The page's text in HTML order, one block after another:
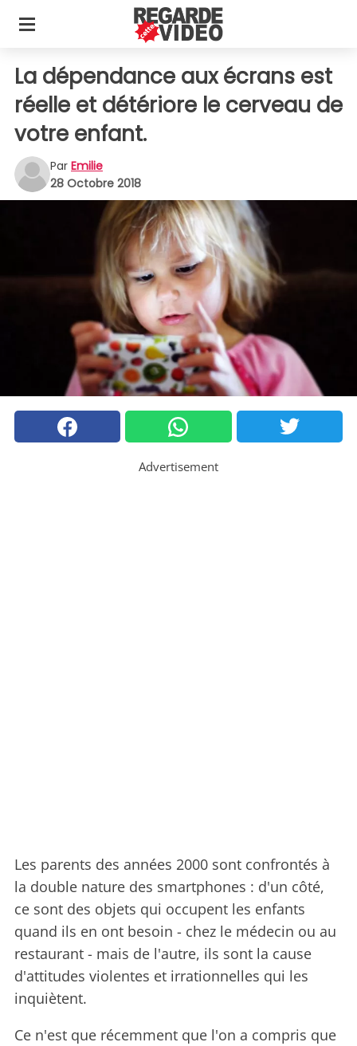
La dépendance aux écrans est
réelle et détériore le cerveau de
votre enfant.
Par Emilie
28 Octobre 2018
Advertisement
Les parents des années 2000 sont confrontés à
la double nature des smartphones : d'un côté,
ce sont des objets qui occupent les enfants
quand ils en ont besoin - chez le médecin ou au
restaurant - mais de l'autre, ils sont la cause
d'attitudes violentes et irrationnelles qui les
inquiètent.
Ce n'est que récemment que l'on a compris que